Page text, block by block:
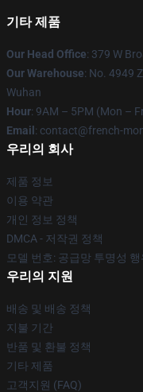
기타 제품
Our Head Office: 379 W
Our Warehouse: No. 4949
Wuhan
Hour: 9AM – 5PM (Mon –
Email : contact@french-
우리의 회사
제품 정보
이용 약관
개인 정보 정책
DMCA - 저작권 정책
모델 번호: 공급망 투명성 행
우리의 지원
배송 및 배송 정책
지불 기간
반품 및 환불 정책
기타 제품
고객지원 (FAQ)